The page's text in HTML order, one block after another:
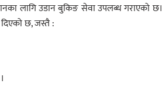
लागि उडान बुकिङ सेवा उपलब्ध गराएको छ।
छ, जस्तै :